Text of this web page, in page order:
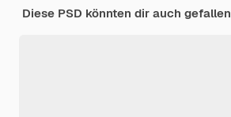
Diese PSD könnten dir auch gefallen